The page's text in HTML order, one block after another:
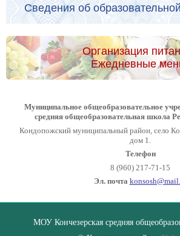
Сведения об
Организация
Ежедневные
Муниципальное общеобразовательное
средняя общеобразовательная школа
Кондопожский муниципальный район, село
дом 1.
Телефон
8 (960) 217-71-15
Эл. почта
МОУ Кончезерская средняя